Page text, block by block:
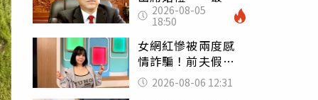
發錢老闆」震怒開
除：我看不起你
2026-08-05
18:50
女網紅慘被兩度感
情詐騙！前夫假割
頸詐光200萬再遇假
富商「養套殺2000
2026-08-06 12:31